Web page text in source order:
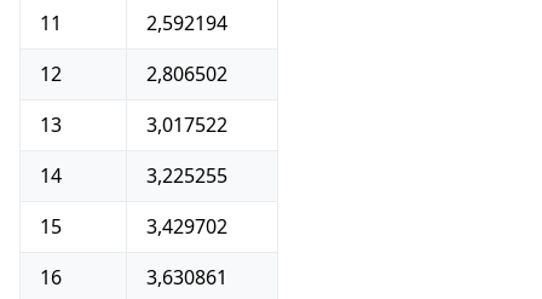
11
2,592194
12
2,806502
13
3,017522
14
3,225255
15
3,429702
16
3,630861